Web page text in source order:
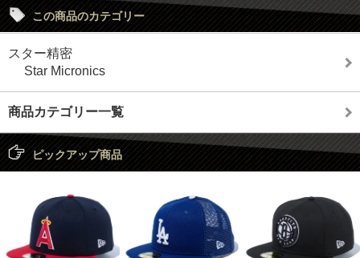
この商品のカテゴリー
スター精密
Star Micronics
商品カテゴリー一覧
ピックアップ商品